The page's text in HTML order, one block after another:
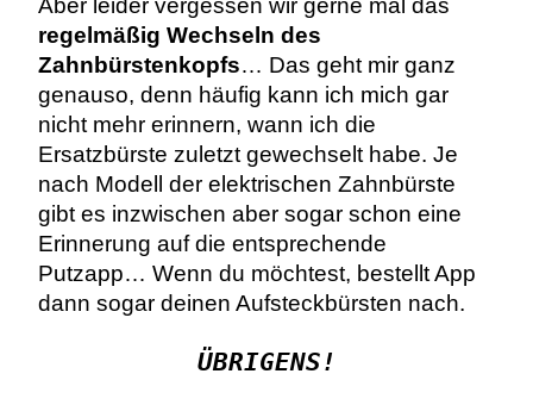
Aber leider vergessen wir gerne mal das
regelmäßig Wechseln des
Zahnbürstenkopfs… Das geht mir ganz
genauso, denn häufig kann ich mich gar
nicht mehr erinnern, wann ich die
Ersatzbürste zuletzt gewechselt habe. Je
nach Modell der elektrischen Zahnbürste
gibt es inzwischen aber sogar schon eine
Erinnerung auf die entsprechende
Putzapp… Wenn du möchtest, bestellt App
dann sogar deinen Aufsteckbürsten nach.
ÜBRIGENS!